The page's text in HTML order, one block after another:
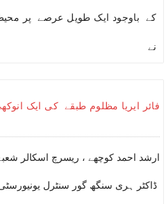
کے باوجود ایک طویل عرصے پر
نے
فائر ایریا مظلوم طبقے کی ایک
ارشد احمد کوچھے ، ریسرچ اسکالر
ڈاکٹر ہری سنگھ گور سنٹرل